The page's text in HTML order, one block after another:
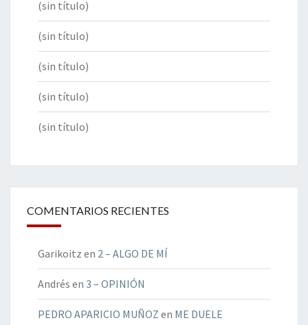
(sin título)
(sin título)
(sin título)
(sin título)
(sin título)
COMENTARIOS RECIENTES
Garikoitz en 2 – ALGO DE MÍ
Andrés en 3 – OPINIÓN
PEDRO APARICIO MUÑOZ en ME DUELE